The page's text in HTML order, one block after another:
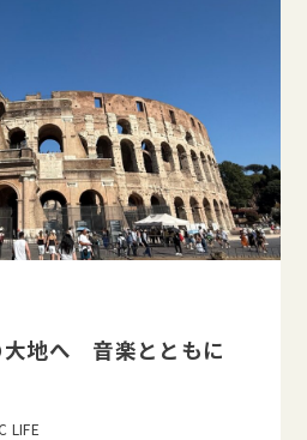
大地へ 音楽とともに
LIFE